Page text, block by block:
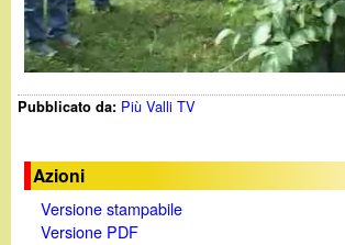
t
a
y
i
Pubblicato da: Più Valli TV
Azioni
Versione stampabile
Versione PDF